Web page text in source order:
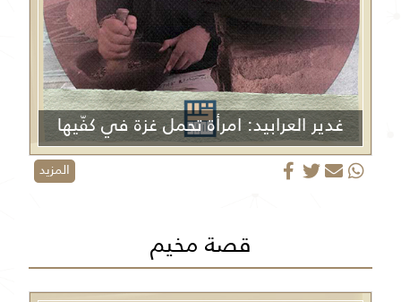
غدير العرابيد: امرأة تحمل غزة في كفّيها
المزيد
قصة مخيم